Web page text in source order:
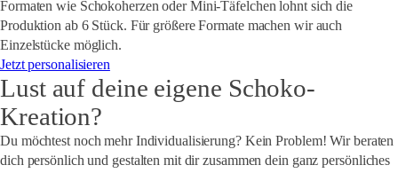
Formaten wie Schokoherzen oder Mini-Täfelchen lohnt sich die
Produktion ab 6 Stück. Für größere Formate machen wir auch
Einzelstücke möglich.
Jetzt personalisieren
Lust auf deine eigene Schoko-
Kreation?
Du möchtest noch mehr Individualisierung? Kein Problem! Wir beraten
dich persönlich und gestalten mit dir zusammen dein ganzpersönliches